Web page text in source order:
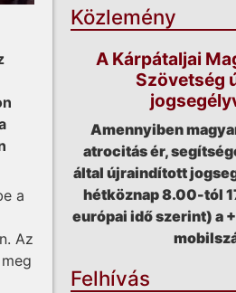
a
Az
Közlemény
A Kárpátaljai
Szövetség
Amennyiben
atrocitás ér,
által újraindított
hétköznap 8.00-tól
európai idő szerint) a
Felhívás